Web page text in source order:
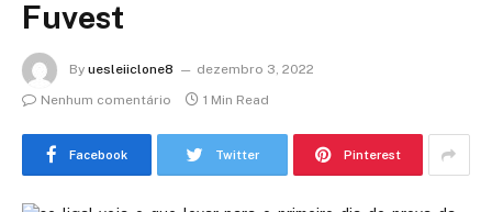
Fuvest
By uesleiiclone8
dezembro 3, 2022
Nenhum comentário
1 Min Read
Facebook Twitter Pinterest